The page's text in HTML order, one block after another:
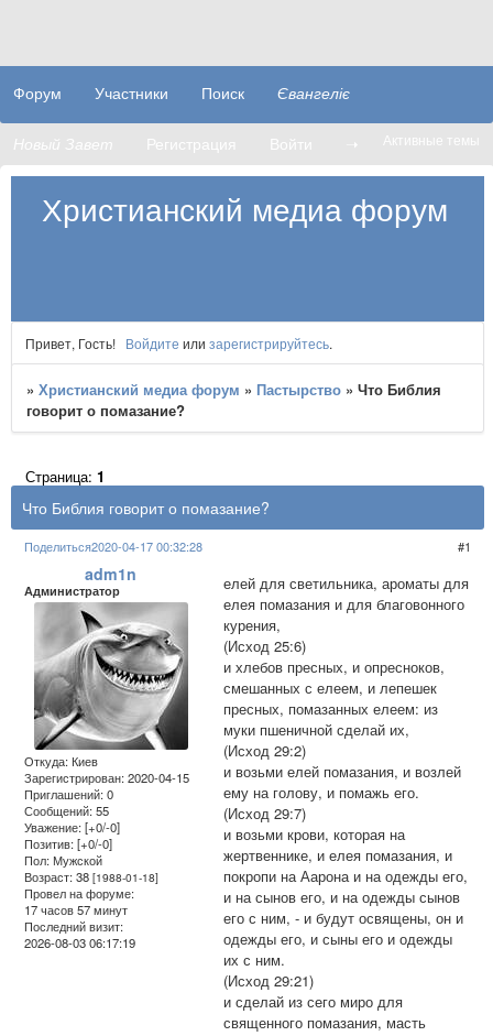
Христианский медиа форум
Форум Участники Поиск Євангеліє
Новый Завет Регистрация Войти ➝ Активные темы
Привет, Гость! Войдите или зарегистрируйтесь.
»Христианский медиа форум » Пастырство »Что Библия
говорит о помазание?
Что Библия говорит о помазание?
Страница:1
Поделиться 1
2020-04-17 00:32:28
adm1n
Администратор
Откуда: Киев
Зарегистрирован: 2020-04-15
Приглашений:0
Сообщений:55
Уважение: [+0/-0]
Позитив: [+0/-0]
Пол: Мужской
Возраст:38[1988-01-18]
Провел на форуме:
17 часов 57 минут
Последний визит:
2026-08-03 06:17:19
елей для светильника, ароматы для
елея помазания и для благовонного
курения,
(Исход 25:6)
и хлебов пресных, и опресноков,
смешанных с елеем, и лепешек
пресных, помазанных елеем: из
муки пшеничной сделай их,
(Исход 29:2)
и возьми елей помазания, и возлей
ему на голову, и помажь его.
(Исход 29:7)
и возьми крови, которая на
жертвеннике, и елея помазания, и
покропи на Аарона и на одежды его,
и на сынов его, и на одежды сынов
его с ним, - и будут освящены, он и
одежды его, и сыны его и одежды
их с ним.
(Исход 29:21)
и сделай из сего миро для
священного помазания, масть